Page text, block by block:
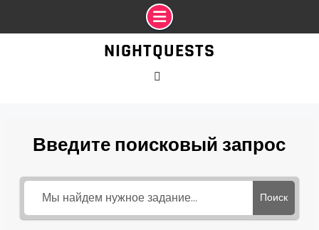
NIGHTQUESTS
Введите поисковый запрос
Поиск